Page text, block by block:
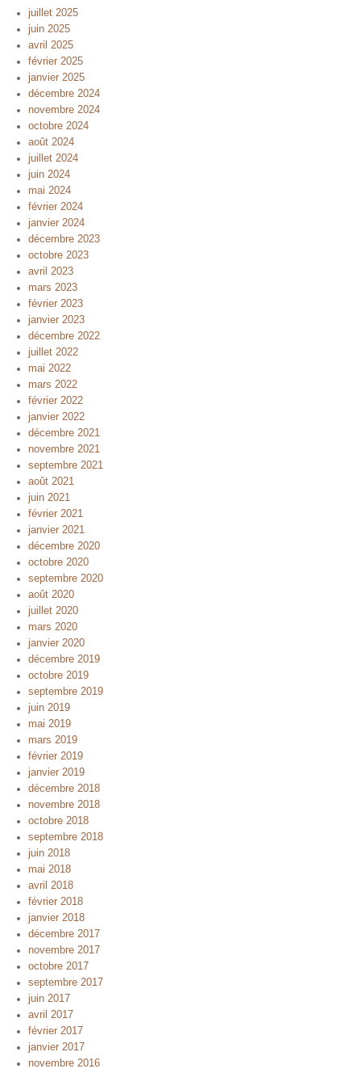
juillet 2025
juin 2025
avril 2025
février 2025
janvier 2025
décembre 2024
novembre 2024
octobre 2024
août 2024
juillet 2024
juin 2024
mai 2024
février 2024
janvier 2024
décembre 2023
octobre 2023
avril 2023
mars 2023
février 2023
janvier 2023
décembre 2022
juillet 2022
mai 2022
mars 2022
février 2022
janvier 2022
décembre 2021
novembre 2021
septembre 2021
août 2021
juin 2021
février 2021
janvier 2021
décembre 2020
octobre 2020
septembre 2020
août 2020
juillet 2020
mars 2020
janvier 2020
décembre 2019
octobre 2019
septembre 2019
juin 2019
mai 2019
mars 2019
février 2019
janvier 2019
décembre 2018
novembre 2018
octobre 2018
septembre 2018
juin 2018
mai 2018
avril 2018
février 2018
janvier 2018
décembre 2017
novembre 2017
octobre 2017
septembre 2017
juin 2017
avril 2017
février 2017
janvier 2017
novembre 2016